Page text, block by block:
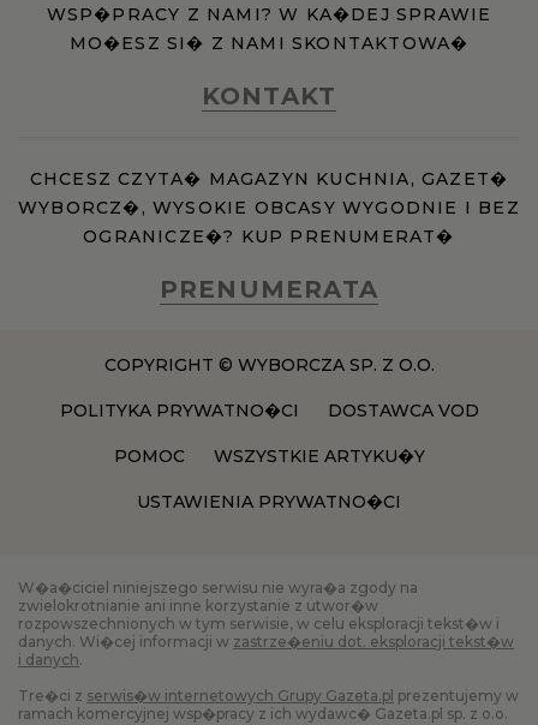
WSP�PRACY Z NAMI? W KA�DEJ SPRAWIE
MO�ESZ SI� Z NAMI SKONTAKTOWA�
KONTAKT
CHCESZ CZYTA� MAGAZYN KUCHNIA, GAZET�
WYBORCZ�, WYSOKIE OBCASY WYGODNIE I BEZ
OGRANICZE�? KUP PRENUMERAT�
PRENUMERATA
COPYRIGHT © WYBORCZA SP. Z O.O.
POLITYKA PRYWATNO�CI DOSTAWCA VOD
POMOC WSZYSTKIE ARTYKU�Y
USTAWIENIA PRYWATNO�CI
W�a�ciciel niniejszego serwisu nie wyra�a zgody na
zwielokrotnianie ani inne korzystanie z utwor�w
rozpowszechnionych w tym serwisie, w celu eksploracji tekst�w i
danych. Wi�cej informacji w zastrze�eniu dot. eksploracji tekst�w
i danych.
Tre�ci z serwis�w internetowych Grupy Gazeta.pl prezentujemy w
ramach komercyjnej wsp�pracy z ich wydawc� Gazeta.pl sp. z o.o.